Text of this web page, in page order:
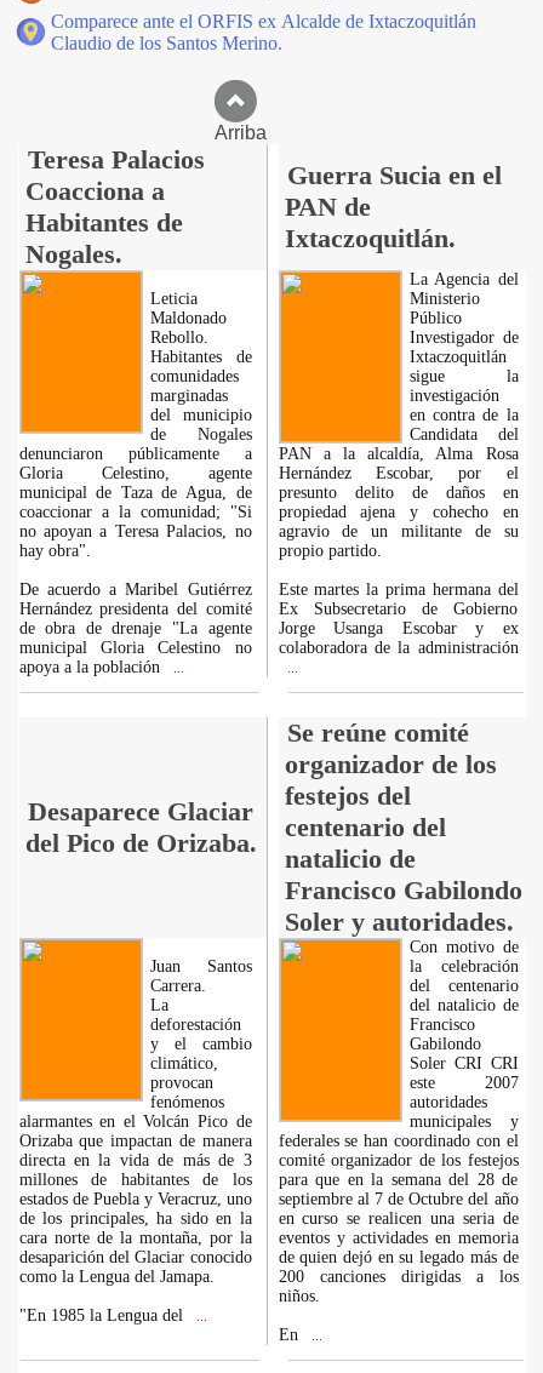
Comparece ante el ORFIS ex Alcalde de Ixtaczoquitlán
Claudio de los Santos Merino.
Arriba
Teresa Palacios
Coacciona a
Habitantes de
Nogales.
Guerra Sucia en el
PAN de
Ixtaczoquitlán.
Leticia
Maldonado
Rebollo.
Habitantes de
comunidades
marginadas
del municipio
de Nogales
denunciaron públicamente a
Gloria Celestino, agente
municipal de Taza de Agua, de
coaccionar a la comunidad; "Si
no apoyan a Teresa Palacios, no
hay obra".
De acuerdo a Maribel Gutiérrez
Hernández presidenta del comité
de obra de drenaje "La agente
municipal Gloria Celestino no
apoya a la población
La Agencia del
Ministerio
Público
Investigador de
Ixtaczoquitlán
sigue la
investigación
en contra de la
Candidata del
PAN a la alcaldía, Alma Rosa
Hernández Escobar, por el
presunto delito de daños en
propiedad ajena y cohecho en
agravio de un militante de su
propio partido.
Este martes la prima hermana del
Ex Subsecretario de Gobierno
Jorge Usanga Escobar y ex
colaboradora de la administración
Desaparece Glaciar
del Pico de Orizaba.
Se reúne comité
organizador de los
festejos del
centenario del
natalicio de
Francisco Gabilondo
Soler y autoridades.
Juan Santos
Carrera.
La
deforestación
y el cambio
climático,
provocan
fenómenos
alarmantes en el Volcán Pico de
Orizaba que impactan de manera
directa en la vida de más de 3
millones de habitantes de los
estados de Puebla y Veracruz, uno
de los principales, ha sido en la
cara norte de la montaña, por la
desaparición del Glaciar conocido
como la Lengua del Jamapa.
"En 1985 la Lengua del
Con motivo de
la celebración
del centenario
del natalicio de
Francisco
Gabilondo
Soler CRI CRI
este 2007
autoridades
municipales y
federales se han coordinado con el
comité organizador de los festejos
para que en la semana del 28 de
septiembre al 7 de Octubre del año
en curso se realicen una seria de
eventos y actividades en memoria
de quien dejó en su legado más de
200 canciones dirigidas a los
niños.
En